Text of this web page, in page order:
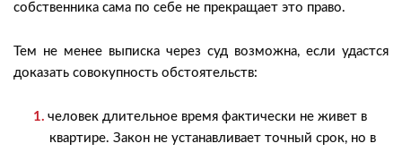
собственника сама по себе не прекращает это право.
Тем не менее выписка через суд возможна, если удастся
доказать совокупность обстоятельств:
человек длительное время фактически не живет в
квартире. Закон не устанавливает точный срок, но в